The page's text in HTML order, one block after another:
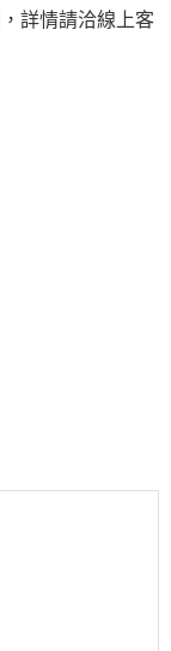
，詳情請洽線上客